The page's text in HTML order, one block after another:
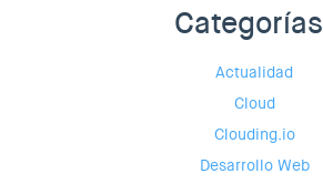
Categorías
Actualidad
Cloud
Clouding.io
Desarrollo Web